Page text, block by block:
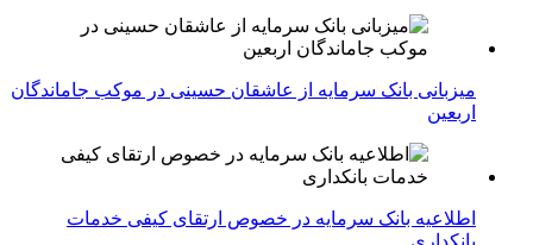
میزبانی بانک سرمایه از عاشقان حسینی در موکب جاماندگان
اربعین
اطلاعیه بانک سرمایه در خصوص ارتقای کیفی خدمات
بانکداری